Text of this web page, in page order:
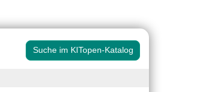
Suche im KITopen-Katalog